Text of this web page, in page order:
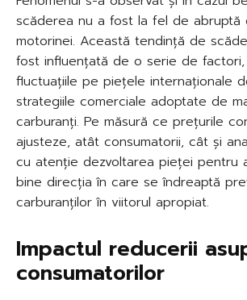
scăderea nu a fost la fel de abruptă
motorinei. Această tendință de
fost influențată de o serie de factori,
fluctuațiile pe piețele internaționale
strategiile comerciale adoptate de
carburanți. Pe măsură ce prețurile
ajusteze, atât consumatorii, cât și
cu atenție dezvoltarea pieței pentru
bine direcția în care se îndreaptă
carburanților în viitorul apropiat.
Impactul reducerii
consumatorilor